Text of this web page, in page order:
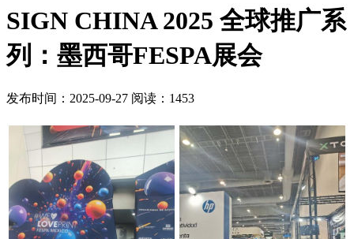
SIGN CHINA 2025 全球推广系
列：墨西哥FESPA展会
发布时间：2025-09-27 阅读：1453